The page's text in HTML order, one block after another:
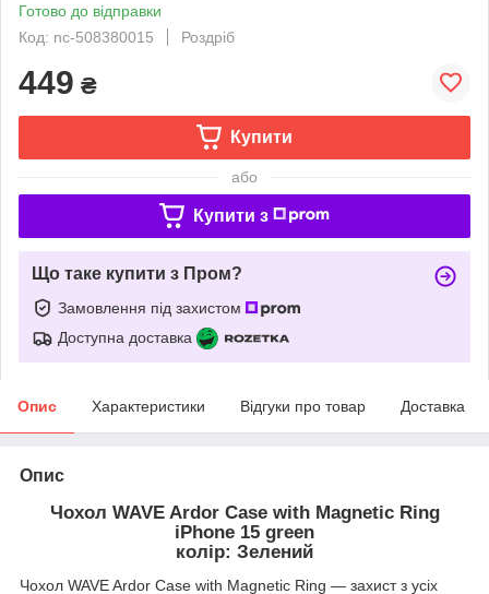
Готово до відправки
Код: nc-508380015
Роздріб
449 ₴
Купити
або
Купити з
Що таке купити з Пром?
Замовлення під захистом
Доступна доставка
Опис Характеристики Відгуки про товар Доставка
Опис
Чохол WAVE Ardor Case with Magnetic Ring
iPhone 15 green
колір: Зелений
Чохол WAVE Ardor Case with Magnetic Ring — захист з усіх